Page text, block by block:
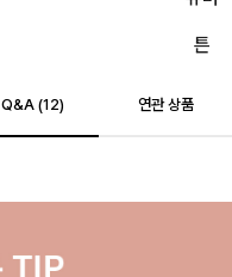
Q&A (12) 연관 상품